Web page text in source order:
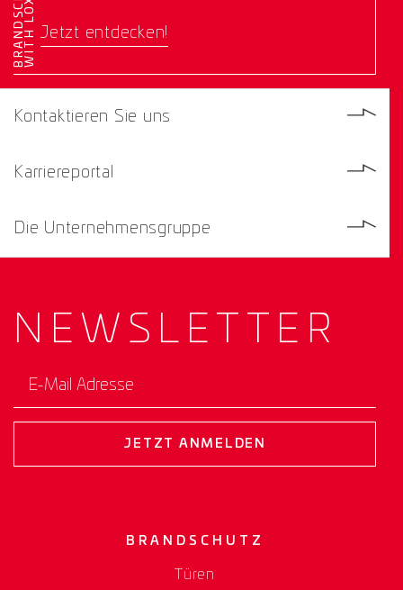
Jetzt entdecken!
Kontaktieren Sie uns
Karriereportal
Die Unternehmensgruppe
NEWS­ LETTER
E-Mail Adresse
JETZT ANMELDEN
BRANDSCHUTZ
Türen